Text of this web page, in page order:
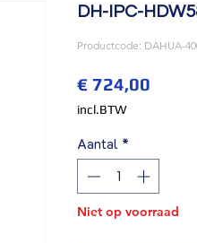
DH-IPC-
Productcode: DAHUA-
€ 724,00
incl.BTW
Aantal *
Niet op voorraad